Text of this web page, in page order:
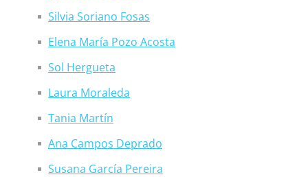
Silvia Soriano Fosas
Elena María Pozo Acosta
Sol Hergueta
Laura Moraleda
Tania Martín
Ana Campos Deprado
Susana García Pereira